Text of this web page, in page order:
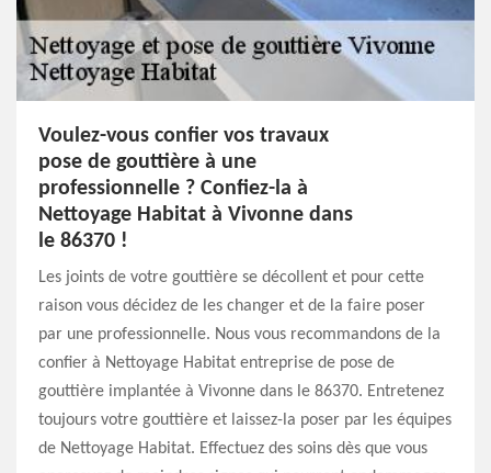
Voulez-vous confier vos travaux
pose de gouttière à une
professionnelle ? Confiez-la à
Nettoyage Habitat à Vivonne dans
le 86370 !
Les joints de votre gouttière se décollent et pour cette
raison vous décidez de les changer et de la faire poser
par une professionnelle. Nous vous recommandons de la
confier à Nettoyage Habitat entreprise de pose de
gouttière implantée à Vivonne dans le 86370. Entretenez
toujours votre gouttière et laissez-la poser par les équipes
de Nettoyage Habitat. Effectuez des soins dès que vous